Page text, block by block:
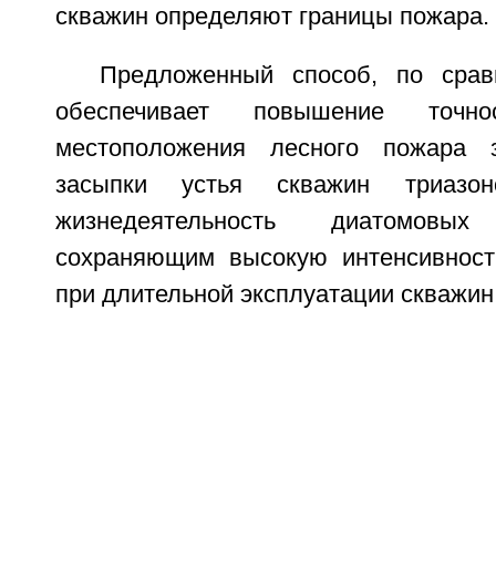
скважин определяют границы пожара.
Предложенный способ, по
обеспечивает повышение
местоположения лесного пожара
засыпки устья скважин
жизнедеятельность
сохраняющим высокую
при длительной эксплуатации